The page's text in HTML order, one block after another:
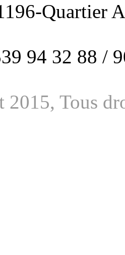
Quartier
94 32 88 /
Tous